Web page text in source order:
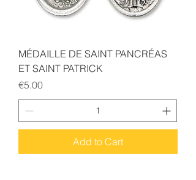
MÉDAILLE DE SAINT PANCRÉAS
ET SAINT PATRICK
Price
€5.00
Add to Cart